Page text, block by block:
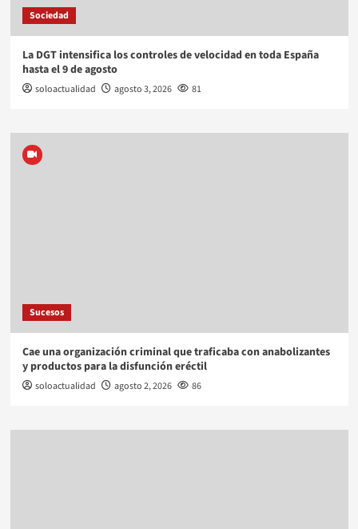
Sociedad
La DGT intensifica los controles de velocidad en toda España
hasta el 9 de agosto
soloactualidad agosto 3, 2026 81
Sucesos
Cae una organización criminal que traficaba con anabolizantes
y productos para la disfunción eréctil
soloactualidad agosto 2, 2026 86